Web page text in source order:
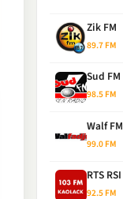
Zik FM
89.7 FM
Sud FM
98.5 FM
Walf FM
99.0 FM
RTS RSI
92.5 FM